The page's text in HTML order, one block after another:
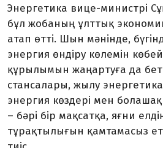
Энергетика вице-министрі
бұл жобаның ұлттық
атап өтті. Шын мәнінде,
энергия өндіру көлемін
құрылымын жаңартуға да
стансалары, жылу
энергия көздері мен
– бәрі бір мақсатқа, яғни
тұрақты­лы­ғын қамтамасыз